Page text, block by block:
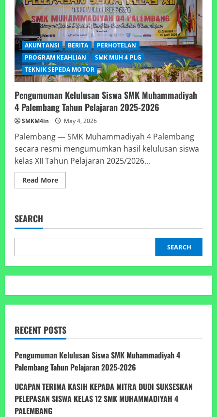
AKUNTANSI BERITA
PERHOTELAN
PROGRAM KEAHLIAN
SMK MUH 4 PLG
TEKNIK SEPEDA MOTOR
Pengumuman Kelulusan Siswa SMK Muhammadiyah
4 Palembang Tahun Pelajaran 2025-2026
SMKM4in May 4, 2026
Palembang — SMK Muhammadiyah 4 Palembang
secara resmi mengumumkan hasil kelulusan siswa
kelas XII Tahun Pelajaran 2025/2026...
Read MoreRead
more
Muhammadiyah
Palembang
Pelajaran
2026
SEARCH
SEARCH
RECENT POSTS
Pengumuman Kelulusan Siswa SMK Muhammadiyah 4
Palembang Tahun Pelajaran 2025-2026
UCAPAN TERIMA KASIH KEPADA MITRA DUDI SUKSESKAN
PELEPASAN SISWA KELAS 12 SMK MUHAMMADIYAH 4
PALEMBANG